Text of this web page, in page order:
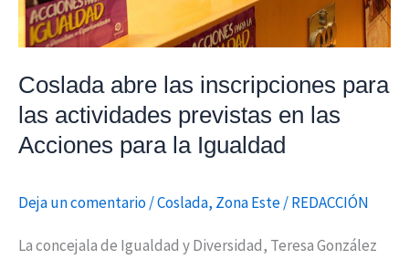
Coslada abre las inscripciones para
las actividades previstas en las
Acciones para la Igualdad
Deja un comentario/Coslada, Zona Este/REDACCIÓN
La concejala de Igualdad y Diversidad, Teresa González
en
las
Acciones
para
la
Igualdad